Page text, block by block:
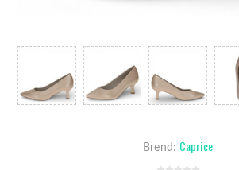
Brend: Caprice